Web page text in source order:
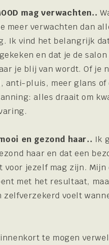
mag verwachten..
meer verwachten dan
Ik vind het belangrijk
en dat je de
je blij van wordt. Of je
anti-pluis, meer glans of
alles draait om
en gezond haar.. Ik
haar en dat een
voor jezelf mag zijn.
met het resultaat,
zelfverzekerd voelt
te mogen